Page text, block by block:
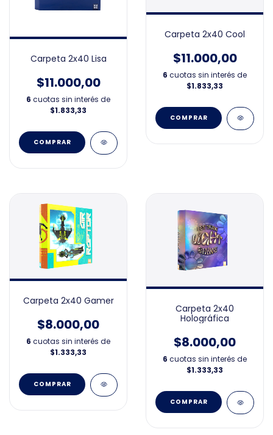
Carpeta 2x40 Lisa
$11.000,00
6 cuotas sin interés de
$1.833,33
Carpeta 2x40 Cool
$11.000,00
6 cuotas sin interés de
$1.833,33
Carpeta 2x40 Gamer
$8.000,00
6 cuotas sin interés de
$1.333,33
Carpeta 2x40
Holográfica
$8.000,00
6 cuotas sin interés de
$1.333,33